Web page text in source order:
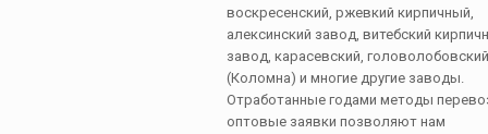
воскресенский, ржевкий кирпичный,
алексинский завод, витебский
завод, карасевский, головолобовский
(Коломна) и многие другие заводы.
Отработанные годами методы
оптовые заявки позволяют нам